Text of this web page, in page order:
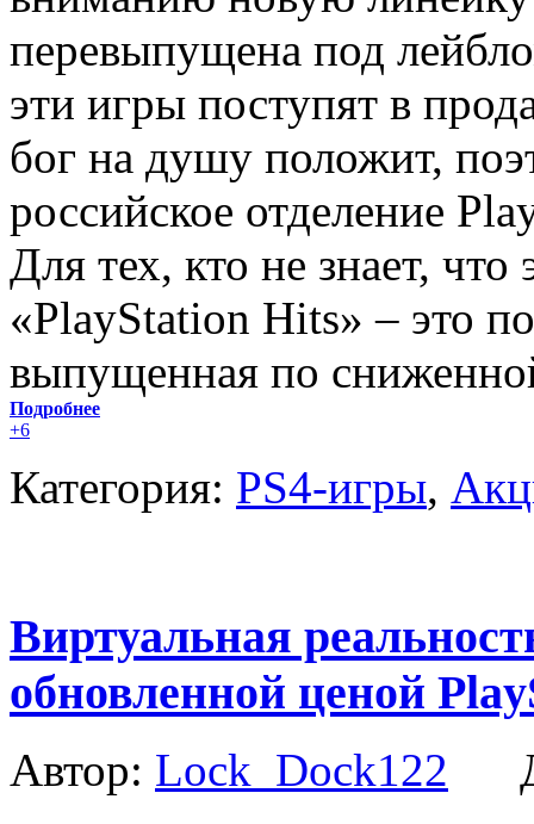
перевыпущена под
эти игры поступят в
бог на душу положит,
российское отделение
Для тех, кто не знает, что
«PlayStation Hits» – это
выпущенная по
Подробнее
+6
Категория: PS4-игры,
Виртуальная
обновленной ценой
Автор: Lock_Dock122